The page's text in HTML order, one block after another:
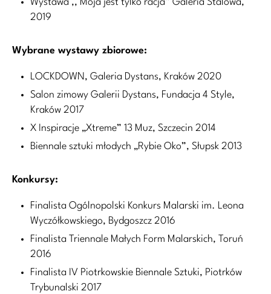
Wystawa ,, Moja jest tylko racja” Galeria Stalowa,
2019
Wybrane wystawy zbiorowe:
LOCKDOWN, Galeria Dystans, Kraków 2020
Salon zimowy Galerii Dystans, Fundacja 4 Style,
Kraków 2017
X Inspiracje „Xtreme” 13 Muz, Szczecin 2014
Biennale sztuki młodych „Rybie Oko”, Słupsk 2013
Konkursy:
Finalista Ogólnopolski Konkurs Malarski im. Leona
Wyczółkowskiego, Bydgoszcz 2016
Finalista Triennale Małych Form Malarskich, Toruń
2016
Finalista IV Piotrkowskie Biennale Sztuki, Piotrków
Trybunalski 2017